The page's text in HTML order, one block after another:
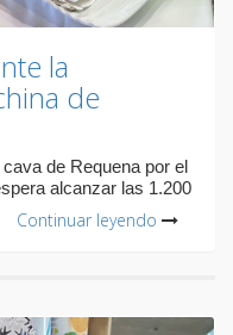
la
de
de Requena por el
alcanzar las 1.200
Continuar leyendo